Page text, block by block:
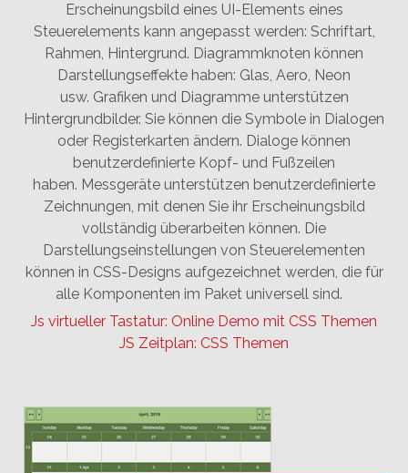
Erscheinungsbild eines UI-Elements eines
Steuerelements kann angepasst werden: Schriftart,
Rahmen, Hintergrund. Diagrammknoten können
Darstellungseffekte haben: Glas, Aero, Neon
usw. Grafiken und Diagramme unterstützen
Hintergrundbilder. Sie können die Symbole in Dialogen
oder Registerkarten ändern. Dialoge können
benutzerdefinierte Kopf- und Fußzeilen
haben. Messgeräte unterstützen benutzerdefinierte
Zeichnungen, mit denen Sie ihr Erscheinungsbild
vollständig überarbeiten können. Die
Darstellungseinstellungen von Steuerelementen
können in CSS-Designs aufgezeichnet werden, die für
alle Komponenten im Paket universell sind.
Js virtueller Tastatur: Online Demo mit CSS Themen
JS Zeitplan: CSS Themen